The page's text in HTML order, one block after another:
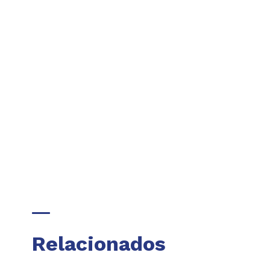
Relacionados